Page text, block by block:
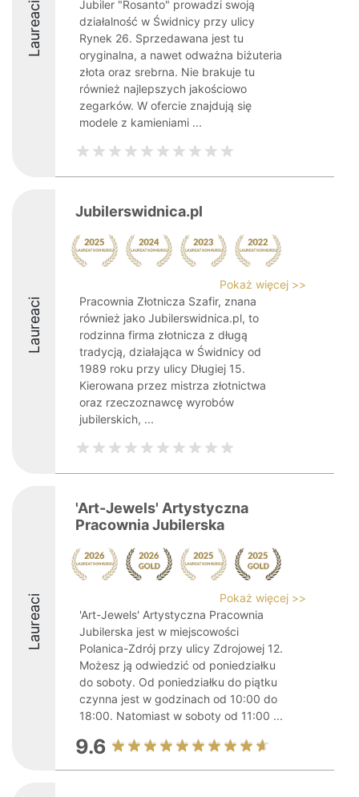
Laureaci
Jubiler "Rosanto" prowadzi swoją
działalność w Świdnicy przy ulicy
Rynek 26. Sprzedawana jest tu
oryginalna, a nawet odważna biżuteria
złota oraz srebrna. Nie brakuje tu
również najlepszych jakościowo
zegarków. W ofercie znajdują się
modele z kamieniami ...
Laureaci
Jubilerswidnica.pl
Pokaż więcej >>
Pracownia Złotnicza Szafir, znana
również jako Jubilerswidnica.pl, to
rodzinna firma złotnicza z długą
tradycją, działająca w Świdnicy od
1989 roku przy ulicy Długiej 15.
Kierowana przez mistrza złotnictwa
oraz rzeczoznawcę wyrobów
jubilerskich, ...
Laureaci
'Art-Jewels' Artystyczna
Pracownia Jubilerska
Pokaż więcej >>
'Art-Jewels' Artystyczna Pracownia
Jubilerska jest w miejscowości
Polanica-Zdrój przy ulicy Zdrojowej 12.
Możesz ją odwiedzić od poniedziałku
do soboty. Od poniedziałku do piątku
czynna jest w godzinach od 10:00 do
18:00. Natomiast w soboty od 11:00 ...
9.6